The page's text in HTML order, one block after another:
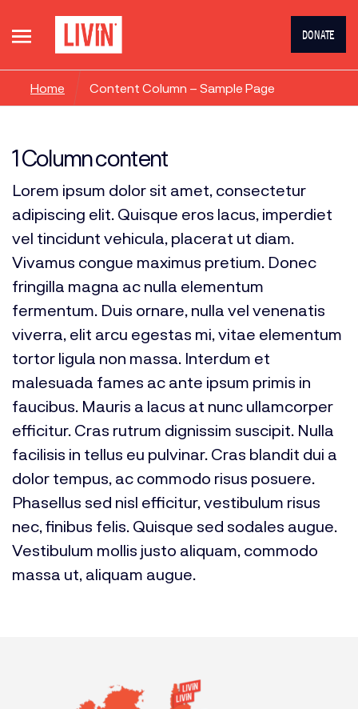
DONATE
Home Content Column – Sample Page
1 Column content
Lorem ipsum dolor sit amet, consectetur
adipiscing elit. Quisque eros lacus, imperdiet
vel tincidunt vehicula, placerat ut diam.
Vivamus congue maximus pretium. Donec
fringilla magna ac nulla elementum
fermentum. Duis ornare, nulla vel venenatis
viverra, elit arcu egestas mi, vitae elementum
tortor ligula non massa. Interdum et
malesuada fames ac ante ipsum primis in
faucibus. Mauris a lacus at nunc ullamcorper
efficitur. Cras rutrum dignissim suscipit. Nulla
facilisis in tellus eu pulvinar. Cras blandit dui a
dolor tempus, ac commodo risus posuere.
Phasellus sed nisl efficitur, vestibulum risus
nec, finibus felis. Quisque sed sodales augue.
Vestibulum mollis justo aliquam, commodo
massa ut, aliquam augue.